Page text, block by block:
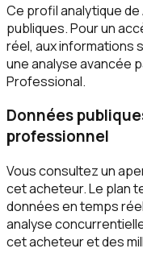
Ce profil analytique
publiques. Pour un
réel, aux informations
une analyse avancée
Professional.
Données
professionnel
Vous consultez un
cet acheteur. Le plan
données en temps
analyse
cet acheteur et des